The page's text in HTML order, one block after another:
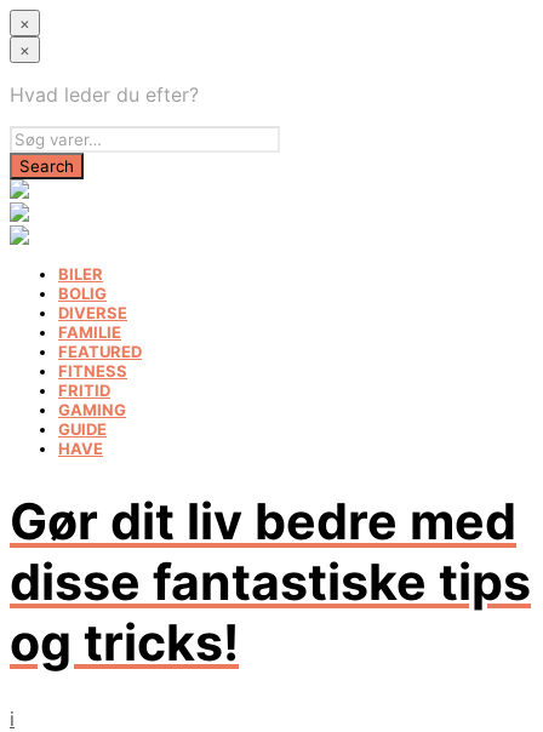
×
×
Hvad leder du efter?
BILER
BOLIG
DIVERSE
FAMILIE
FEATURED
FITNESS
FRITID
GAMING
GUIDE
HAVE
Gør dit liv bedre med
disse fantastiske tips
og tricks!
i